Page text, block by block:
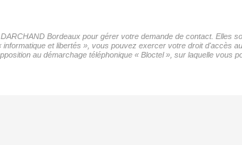
Bordeaux pour gérer votre demande de contact. Elles
et libertés », vous pouvez exercer votre droit d'accès
au démarchage téléphonique « Bloctel », sur laquelle vous